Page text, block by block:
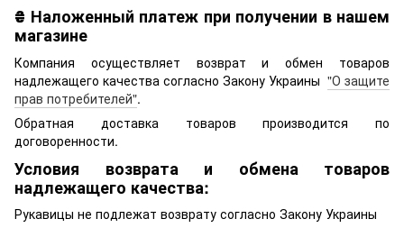
₴ Наложенный платеж при получении в нашем
магазине
Компания осуществляет возврат и обмен товаров
надлежащего качества согласно Закону Украины "О защите
прав потребителей".
Обратная доставка товаров производится по
договоренности.
Условия возврата и обмена товаров
надлежащего качества:
Рукавицы не подлежат возврату согласно Закону Украины